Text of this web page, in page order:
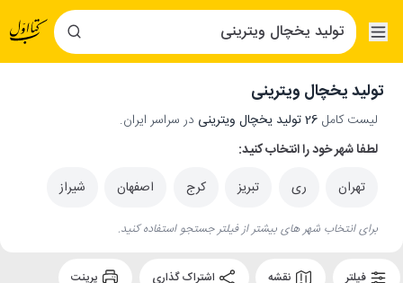
تولید یخچال ویترینی
لیست کامل 26 تولید یخچال ویترینی
در سراسر ایران.
لطفا شهر خود را انتخاب کنید:
تهران
ری تبریز کرج اصفهان شیراز
برای انتخاب شهر های بیشتر از فیلتر جستجو استفاده کنید.
فیلتر نقشه